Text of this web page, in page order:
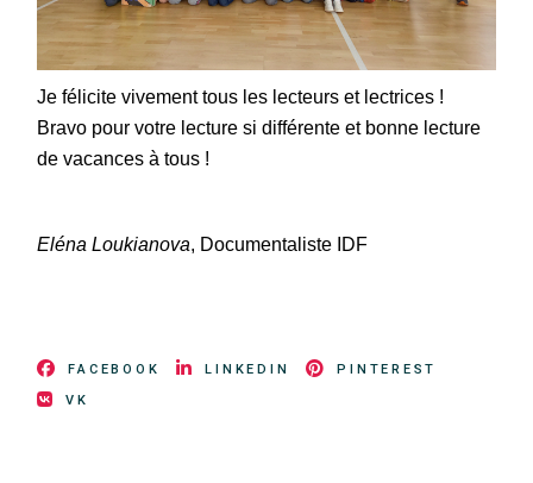
Je félicite vivement tous les lecteurs et lectrices !
Bravo pour votre lecture si différente et bonne lecture
de vacances à tous !
Eléna Loukianova, Documentaliste IDF
FACEBOOK LINKEDIN
PINTEREST
VK